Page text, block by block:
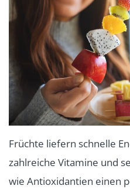
Früchte liefern schnelle
zahlreiche Vitamine und
wie Antioxidantien einen